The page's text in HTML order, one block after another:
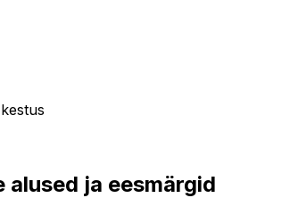
alused ja eesmärgid